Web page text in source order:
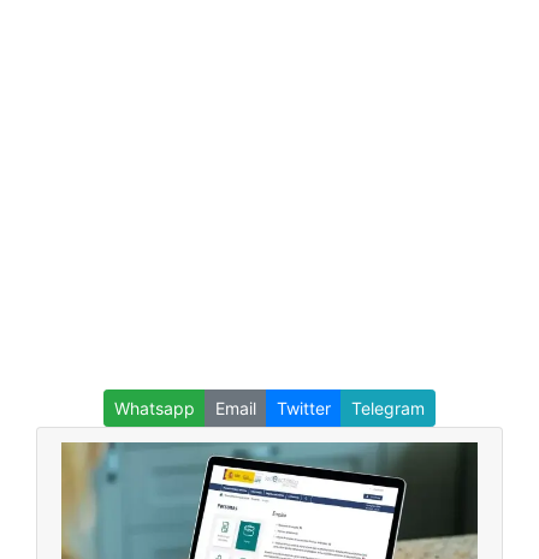
Whatsapp Email Twitter Telegram